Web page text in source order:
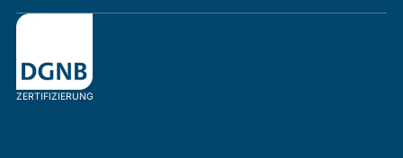
ZERTIFIZIERUNG